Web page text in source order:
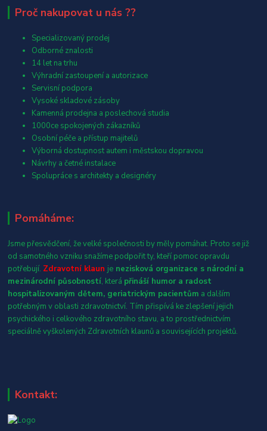
Proč nakupovat u nás ??
Specializovaný prodej
Odborné znalosti
14 let na trhu
Výhradní zastoupení a autorizace
Servisní podpora
Vysoké skladové zásoby
Kamenná prodejna a poslechová studia
1000ce spokojených zákazníků
Osobní péče a přístup majitelů
Výborná dostupnost autem i městskou dopravou
Návrhy a četné instalace
Spolupráce s architekty a designéry
Pomáháme:
Jsme přesvědčení, že velké společnosti by měly pomáhat. Proto se již
od samotného vzniku snažíme podpořit ty, kteří pomoc opravdu
potřebují. Zdravotní klaun je nezisková organizace s národní a
mezinárodní působností, která přináší humor a radost
hospitalizovaným dětem, geriatrickým pacientům a dalším
potřebným v oblasti zdravotnictví. Tím přispívá ke zlepšení jejich
psychického i celkového zdravotního stavu, a to prostřednictvím
speciálně vyškolených Zdravotních klaunů a souvisejících projektů.
Kontakt: